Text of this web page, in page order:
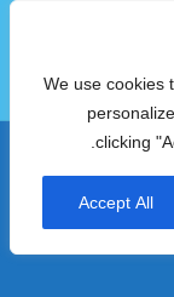
We use cookies
clicking
Accept All
תפריטים
ווידג'טים